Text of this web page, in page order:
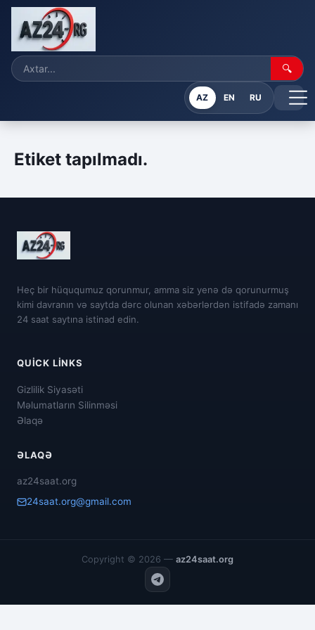
🔍
AZ EN RU
Etiket tapılmadı.
Heç bir hüququmuz qorunmur, amma siz yenə də qorunurmuş
kimi davranın və saytda dərc olunan xəbərlərdən istifadə zamanı
24 saat saytına istinad edin.
QUICK LINKS
Gizlilik Siyasəti
Məlumatların Silinməsi
Əlaqə
ƏLAQƏ
az24saat.org
24saat.org@gmail.com
Copyright © 2026 — az24saat.org